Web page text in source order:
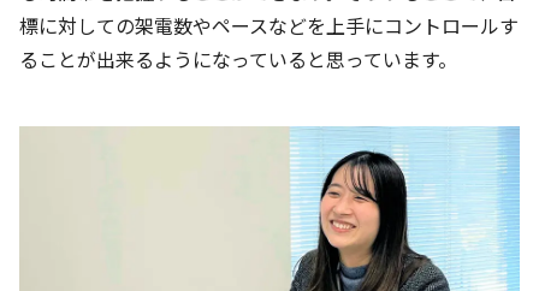
標に対しての架電数やペースなどを上手にコントロールす
ることが出来るようになっていると思っています。